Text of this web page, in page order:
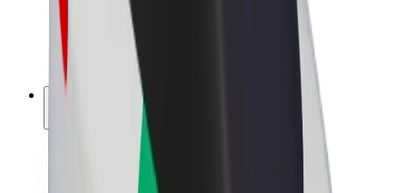
Bolt Food kereskedők
Franchise-ok
A Bolt-ról